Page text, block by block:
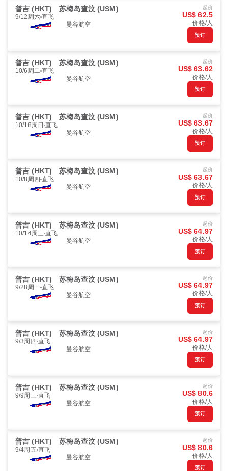
普吉 (HKT) 苏梅岛查汶 (USM)
9/12周六 直飞
曼谷航空
起价
US$ 62.5
价格/人
预订
普吉 (HKT) 苏梅岛查汶 (USM)
10/6周二 直飞
曼谷航空
起价
US$ 63.62
价格/人
预订
普吉 (HKT) 苏梅岛查汶 (USM)
10/18周日 直飞
曼谷航空
起价
US$ 63.67
价格/人
预订
普吉 (HKT) 苏梅岛查汶 (USM)
10/8周四 直飞
曼谷航空
起价
US$ 63.67
价格/人
预订
普吉 (HKT) 苏梅岛查汶 (USM)
10/14周三 直飞
曼谷航空
起价
US$ 64.97
价格/人
预订
普吉 (HKT) 苏梅岛查汶 (USM)
9/28周一 直飞
曼谷航空
起价
US$ 64.97
价格/人
预订
普吉 (HKT) 苏梅岛查汶 (USM)
9/3周四 直飞
曼谷航空
起价
US$ 64.97
价格/人
预订
普吉 (HKT) 苏梅岛查汶 (USM)
9/9周三 直飞
曼谷航空
起价
US$ 80.6
价格/人
预订
普吉 (HKT) 苏梅岛查汶 (USM)
9/4周五 直飞
曼谷航空
起价
US$ 80.6
价格/人
预订